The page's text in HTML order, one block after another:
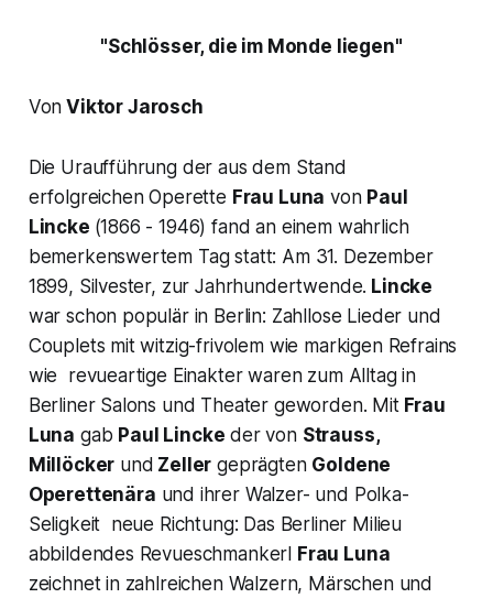
"Schlösser, die im Monde liegen"
Von Viktor Jarosch
Die Uraufführung der aus dem Stand
erfolgreichen Operette Frau Luna von Paul
Lincke (1866 - 1946) fand an einem wahrlich
bemerkenswertem Tag statt: Am 31. Dezember
1899, Silvester, zur Jahrhundertwende. Lincke
war schon populär in Berlin: Zahllose Lieder und
Couplets mit witzig-frivolem wie markigen Refrains
wie revueartige Einakter waren zum Alltag in
Berliner Salons und Theater geworden. MitFrau
Luna gab Paul Lincke der von Strauss,
Millöcker und Zeller geprägten Goldene
Operettenära und ihrer Walzer- und Polka-
Seligkeit neue Richtung: Das Berliner Milieu
abbildendes Revueschmankerl Frau Luna
zeichnet in zahlreichen Walzern, Märschen und